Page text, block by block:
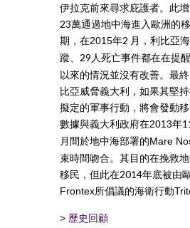
伊拉克前來尋求庇護者。此
23萬通過地中海進入歐洲的
期，在2015年2 月，利比亞
蹤、29人死亡事件都在在提
以來的情況並沒有改善。最
比亞威脅義大利，如果其堅
擬定的軍事行動，將會發動
數據與義大利政府在2013年
月間於地中海部署的Mare
束時間吻合。其目的在挽救
移民，但此在2014年底被由
Frontex所倡議的海衛行動
> 歷史回顧